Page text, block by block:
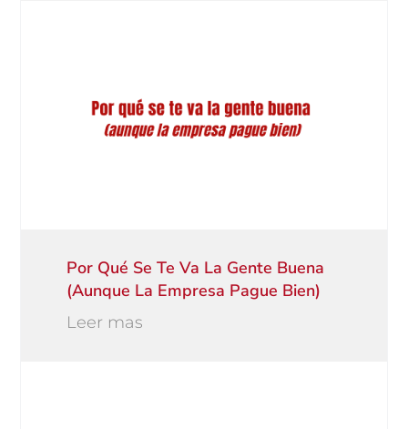
Por Qué Se Te Va La Gente Buena
(aunque La Empresa Pague Bien)
Leer mas